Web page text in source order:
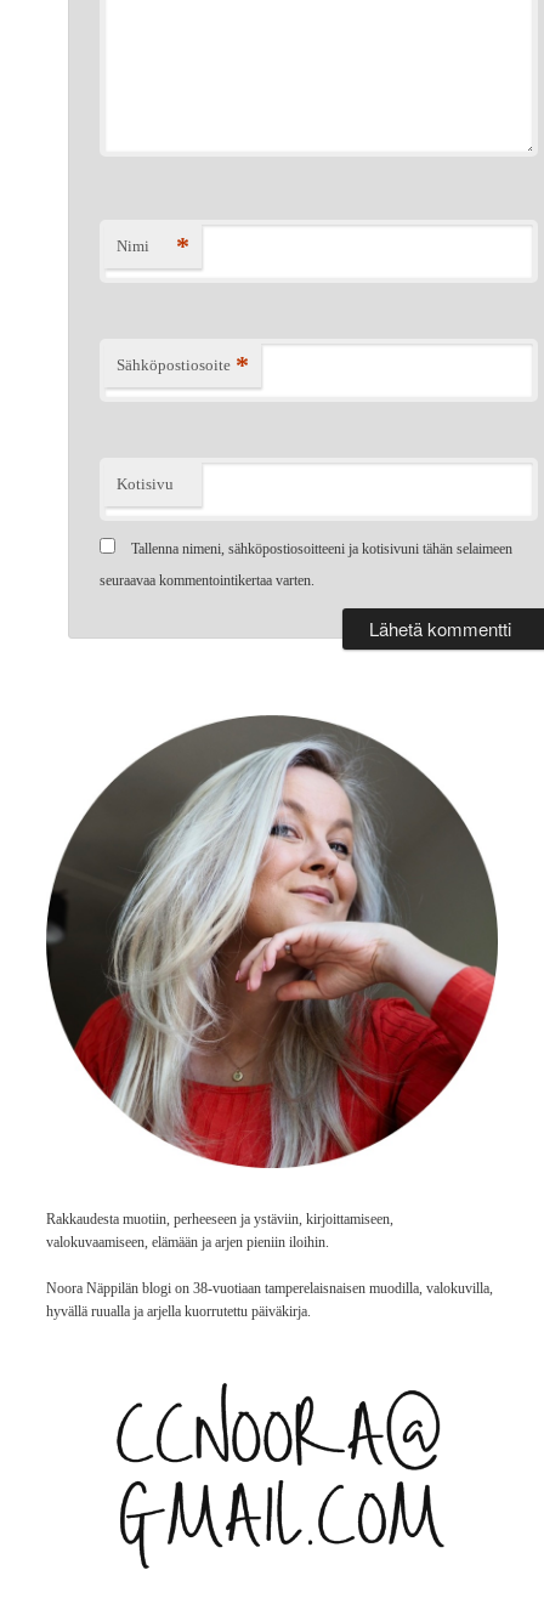
Nimi *
Sähköpostiosoite *
Kotisivu
Tallenna nimeni, sähköpostiosoitteeni ja kotisivuni tähän selaimeen
seuraavaa kommentointikertaa varten.
Rakkaudesta muotiin, perheeseen ja ystäviin, kirjoittamiseen,
valokuvaamiseen, elämään ja arjen pieniin iloihin.
Noora Näppilän blogi on 38-vuotiaan tamperelaisnaisen muodilla, valokuvilla,
hyvällä ruualla ja arjella kuorrutettu päiväkirja.